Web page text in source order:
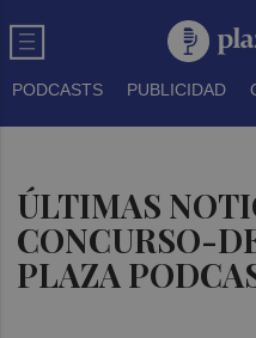
PODCASTS PUBLICIDAD
ÚLTIMAS
CONCURSO-
PLAZA